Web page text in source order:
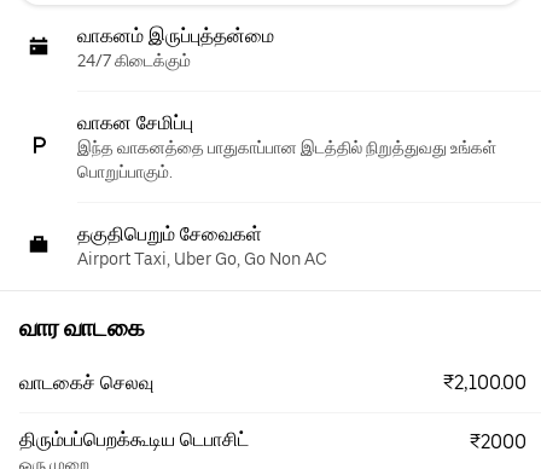
வாகனம் இருப்புத்தன்மை
24/7 கிடைக்கும்
வாகன சேமிப்பு
இந்த வாகனத்தை பாதுகாப்பான இடத்தில் நிறுத்துவது உங்கள்
பொறுப்பாகும்.
தகுதிபெறும் சேவைகள்
Airport Taxi, Uber Go, Go Non AC
வார வாடகை
வாடகைச் செலவு ₹2,100.00
திரும்பப்பெறக்கூடிய டெபாசிட்
ஒரு முறை
₹2000